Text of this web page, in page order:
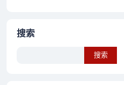
搜索